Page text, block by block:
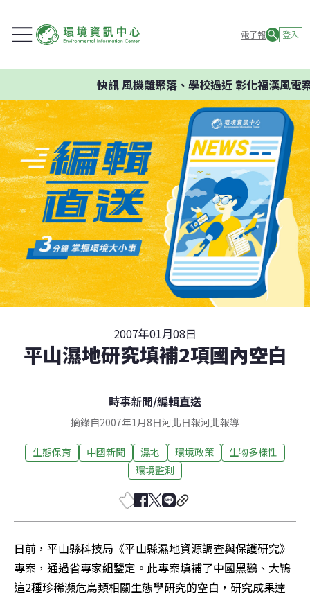
電子報 登入
快訊風機離聚落、學校過近 彰化福漢風電案
2007年01月08日
平山濕地研究填補2項國內空白
時事新聞/編輯直送
摘錄自2007年1月8日河北日報河北報導
生態保育 中國新聞 濕地 環境政策
生物多樣性
環境監測
日前，平山縣科技局《平山縣濕地資源調查與保護研究》
專案，通過省專家組鑒定。此專案填補了中國黑鸛、大鴇
這2種珍稀瀕危鳥類相關生態學研究的空白，研究成果達